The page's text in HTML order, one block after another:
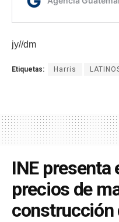
jy//dm
Etiquetas: Harris
INE presenta
precios de
construcción